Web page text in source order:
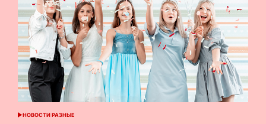
в
условиях
топливного
ажиотажа?
Мнение
экспертов
«РГ»
ОПУБЛИКОВАНО
НОВОСТИ РАЗНЫЕ